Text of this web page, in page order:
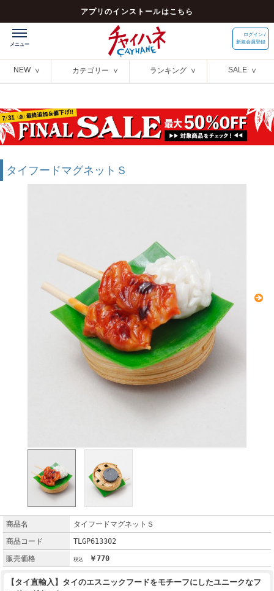
アプリのインストールはこちら
ログイン /
新規会員登録
NEW カテゴリー ランキング SALE
タイフードマグネットＳ
商品名
タイフードマグネットＳ
商品コード
TLGP613302
販売価格
￥770
【タイ直輸入】タイのエスニックフードをモチーフにしたユニークなフ